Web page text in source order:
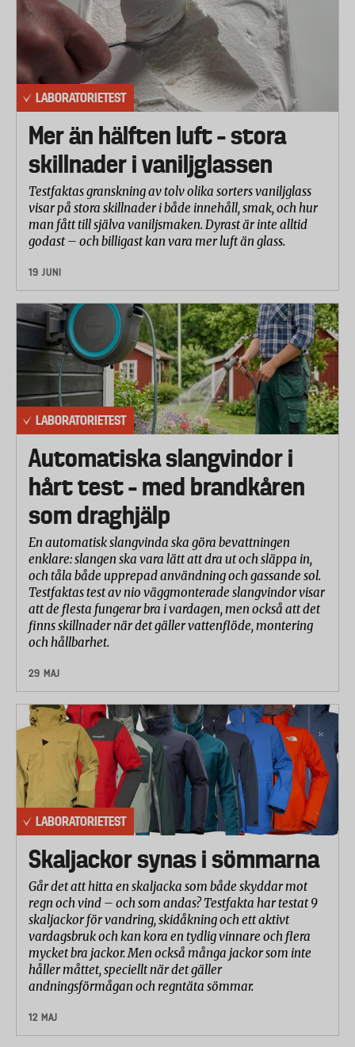
LABORATORIETEST
Mer än hälften luft – stora
skillnader i vaniljglassen
Testfaktas granskning av tolv olika sorters vaniljglass
visar på stora skillnader i både innehåll, smak, och hur
man fått till själva vaniljsmaken. Dyrast är inte alltid
godast – och billigast kan vara mer luft än glass.
19 JUNI
LABORATORIETEST
Automatiska slangvindor i
hårt test – med brandkåren
som draghjälp
En automatisk slangvinda ska göra bevattningen
enklare: slangen ska vara lätt att dra ut och släppa in,
och tåla både upprepad användning och gassande sol.
Testfaktas test av nio väggmonterade slangvindor visar
att de flesta fungerar bra i vardagen, men också att det
finns skillnader när det gäller vattenflöde, montering
och hållbarhet.
29 MAJ
LABORATORIETEST
Skaljackor synas i sömmarna
Går det att hitta en skaljacka som både skyddar mot
regn och vind – och som andas? Testfakta har testat 9
skaljackor för vandring, skidåkning och ett aktivt
vardagsbruk och kan kora en tydlig vinnare och flera
mycket bra jackor. Men också många jackor som inte
håller måttet, speciellt när det gäller
andningsförmågan och regntäta sömmar.
12 MAJ